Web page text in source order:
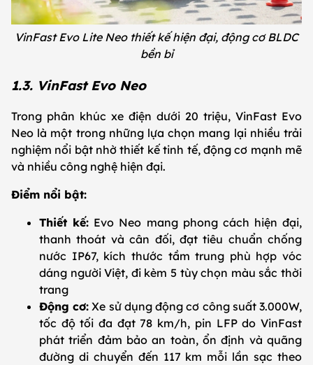
VinFast Evo Lite Neo thiết kế hiện đại, động cơ BLDC
bền bỉ
1.3. VinFast Evo Neo
Trong phân khúc xe điện dưới 20 triệu, VinFast Evo
Neo là một trong những lựa chọn mang lại nhiều trải
nghiệm nổi bật nhờ thiết kế tinh tế, động cơ mạnh mẽ
và nhiều công nghệ hiện đại.
Điểm nổi bật:
Thiết kế: Evo Neo mang phong cách hiện đại,
thanh thoát và cân đối, đạt tiêu chuẩn chống
nước IP67, kích thước tầm trung phù hợp vóc
dáng người Việt, đi kèm 5 tùy chọn màu sắc thời
trang
Động cơ: Xe sử dụng động cơ công suất 3.000W,
tốc độ tối đa đạt 78 km/h, pin LFP do VinFast
phát triển đảm bảo an toàn, ổn định và quãng
đường di chuyển đến 117 km mỗi lần sạc theo